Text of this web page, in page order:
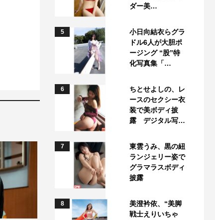
ダー美…
5
小日向結衣らグラ
ドル6人が大胆ポ
ージング “股”特
化写真集「…
6
ちとせよしの、レ
ースのセクシー衣
装で美ボディ披
露 デジタル写…
7
東雲うみ、黒の紐
ランジェリー姿で
グラマラスボディ
披露
8
美澄衿依、“美脚
戦士えりいちゃ